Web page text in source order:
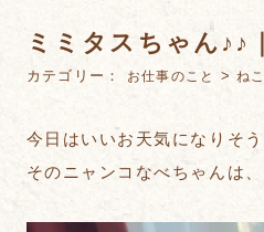
ミミタスちゃん♪♪
カテゴリー： お仕事のこと >ねこ
今日はいいお天気になりそ
そのニャンコなべちゃんは